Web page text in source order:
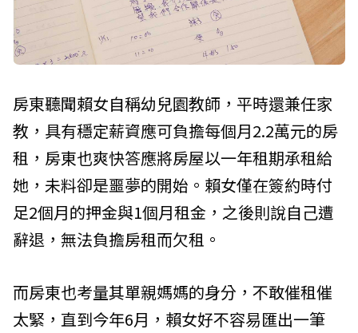
房東聽聞賴女自稱幼兒園教師，平時還兼任家
教，具有穩定薪資應可負擔每個月2.2萬元的房
租，房東也爽快答應將房屋以一年租期承租給
她，未料卻是噩夢的開始。賴女僅在簽約時付
足2個月的押金與1個月租金，之後則說自己遭
辭退，無法負擔房租而欠租。
而房東也考量其單親媽媽的身分，不敢催租催
太緊，直到今年6月，賴女好不容易匯出一筆